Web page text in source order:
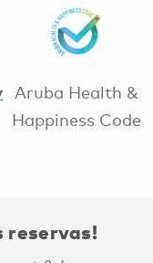
Aruba Health &
Happiness Code
reservas!